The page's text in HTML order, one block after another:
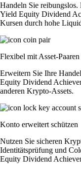
Handeln Sie
Yield Equity Dividend
Kursen durch hohe
Flexibel mit Asset-Paaren
Erweitern Sie Ihre
Equity Dividend
anderen Krypto-Assets.
Konto erweitert schützen
Nutzen Sie sicheren
Identitätsprüfung und
Equity Dividend